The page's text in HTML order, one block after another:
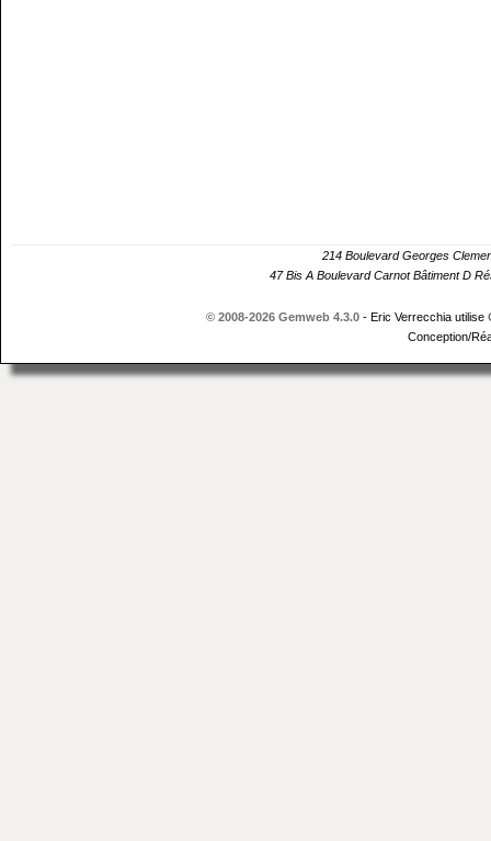
214 Boulevard Georges
47 Bis A Boulevard Carnot Bâtiment D
© 2008-2026 Gemweb 4.3.0- Eric Verrecchia utilise
Conception/